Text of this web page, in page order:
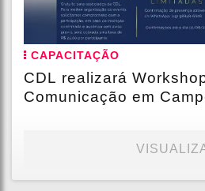
CAPACITAÇÃO
CDL realizará
Comunicação em